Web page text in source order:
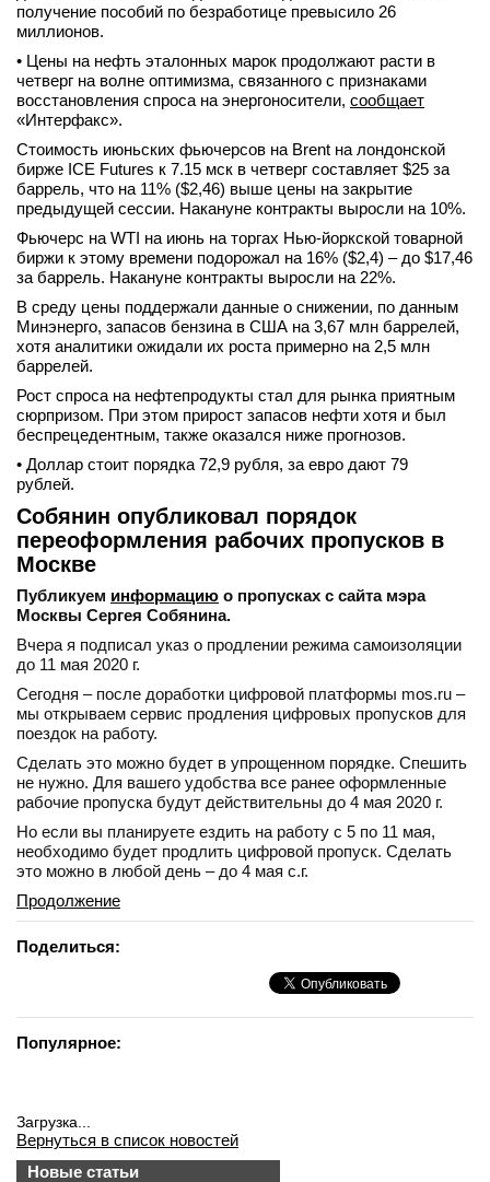
получение пособий по безработице превысило 26
миллионов.
• Цены на нефть эталонных марок продолжают расти в
четверг на волне оптимизма, связанного с признаками
восстановления спроса на энергоносители, сообщает
«Интерфакс».
Стоимость июньских фьючерсов на Brent на лондонской
бирже ICE Futures к 7.15 мск в четверг составляет $25 за
баррель, что на 11% ($2,46) выше цены на закрытие
предыдущей сессии. Накануне контракты выросли на 10%.
Фьючерс на WTI на июнь на торгах Нью-йоркской товарной
биржи к этому времени подорожал на 16% ($2,4) – до $17,46
за баррель. Накануне контракты выросли на 22%.
В среду цены поддержали данные о снижении, по данным
Минэнерго, запасов бензина в США на 3,67 млн баррелей,
хотя аналитики ожидали их роста примерно на 2,5 млн
баррелей.
Рост спроса на нефтепродукты стал для рынка приятным
сюрпризом. При этом прирост запасов нефти хотя и был
беспрецедентным, также оказался ниже прогнозов.
• Доллар стоит порядка 72,9 рубля, за евро дают 79
рублей.
Собянин опубликовал порядок
переоформления рабочих пропусков в
Москве
Публикуем информацию о пропусках с сайта мэра
Москвы Сергея Собянина.
Вчера я подписал указ о продлении режима самоизоляции
до 11 мая 2020 г.
Сегодня – после доработки цифровой платформы mos.ru –
мы откры­ваем сервис продления цифровых пропусков для
поездок на работу.
Сделать это можно будет в упрощенном порядке. Спешить
не нужно. Для вашего удобства все ранее оформленные
рабочие пропуска будут действительны до 4 мая 2020 г.
Но если вы планируете ездить на работу с 5 по 11 мая,
необходимо будет продлить цифровой пропуск. Сделать
это можно в любой день – до 4 мая с.г.
Продолжение
Поделиться:
Популярное:
Загрузка...
Вернуться в список новостей
Новые статьи